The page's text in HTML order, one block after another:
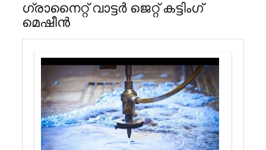
ഗ്രാനൈറ്റ് വാട്ടർ ജെറ്റ് കട്ടിംഗ്
മെഷീൻ